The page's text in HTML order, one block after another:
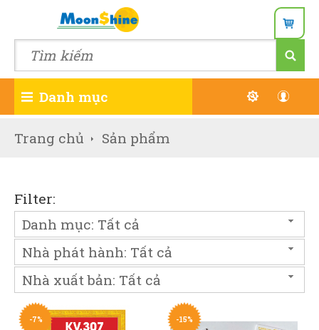
Danh mục
Trang chủ Sản phẩm
Filter:
Danh mục: Tất cả
Nhà phát hành: Tất cả
Nhà xuất bản: Tất cả
-7% -15%